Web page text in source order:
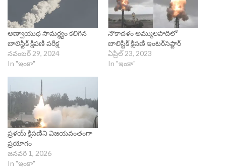
అణ్వాయుధ సామ‌ర్థ్యం క‌లిగిన
బాలిస్టిక్ క్షిప‌ణి పరీక్ష
నవంబర్ 29, 2024
In "ఇంకా"
నౌకాదళం అమ్ములపొదిలో
బాలిస్టిక్ క్షిపణి ఇంటర్‌సెప్టార్‌
ఏప్రిల్ 23, 2023
In "ఇంకా"
ప్రళయ్‌ క్షిపణిని విజయవంతంగా
ప్రయోగం
జనవరి 1, 2026
In "ఇంకా"